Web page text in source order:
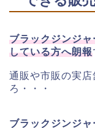
ブラックジンジ
している方へ朗報
通販や市販の実
ろ・・・
ブラックジンジャ